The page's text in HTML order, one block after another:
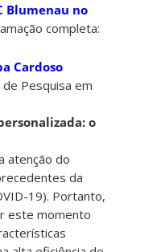
Blumenau no
completa:
Cardoso
Pesquisa em
o
atenção do
da
19). Portanto,
este momento